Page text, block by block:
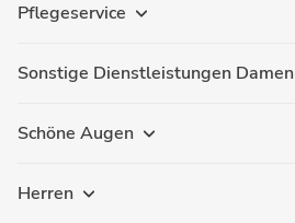
Pflegeservice
Sonstige Dienstleistungen Damen
Schöne Augen
Herren